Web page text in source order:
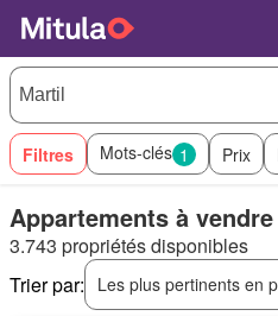
Filtres Mots-clés 1 Prix
Appartements à
3.743 propriétés disponibles
Trier par:
Les plus pertinents en